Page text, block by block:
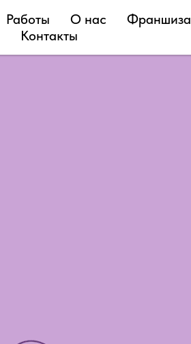
Работы О нас
Франшиза
Контакты